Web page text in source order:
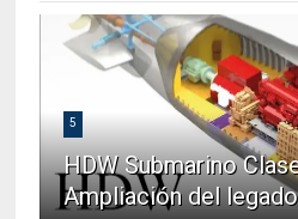
5
HDW Submarino
Ampliación del legado